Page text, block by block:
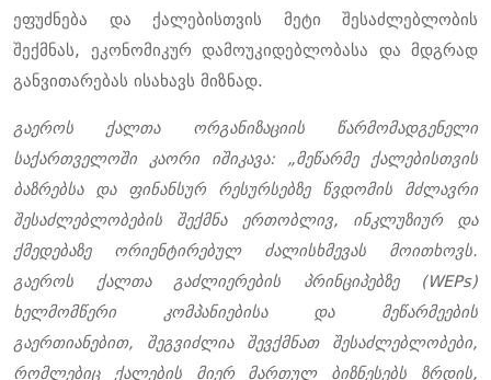
ეფუძნება
და ქალებისთვის მეტი
შესაძლებლობის
შექმნას, ეკონომიკურ დამოუკიდებლობასა და მდგრად
განვითარებას ისახავს მიზნად.
გაეროს ქალთა ორგანიზაციის წარმომადგენელი
საქართველოში კაორი იშიკავა: „მეწარმე ქალებისთვის
ბაზრებსა და ფინანსურ რესურსებზე წვდომის მძლავრი
შესაძლებლობების შექმნა ერთობლივ, ინკლუზიურ და
ქმედებაზე ორიენტირებულ ძალისხმევას მოითხოვს.
გაეროს ქალთა გაძლიერების პრინციპებზე (WEPs)
ხელმომწერი კომპანიებისა და მეწარმეების
გაერთიანებით, შეგვიძლია შევქმნათ შესაძლებლობები,
რომლებიც ქალების მიერ მართულ ბიზნესებს ზრდის,